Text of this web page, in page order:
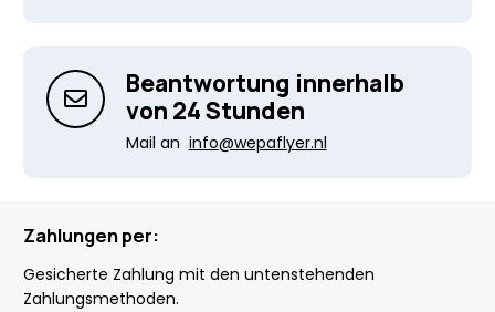
Beantwortung innerhalb
von 24 Stunden
Mail an info@wepaflyer.nl
Zahlungen per:
Gesicherte Zahlung mit den untenstehenden
Zahlungsmethoden.